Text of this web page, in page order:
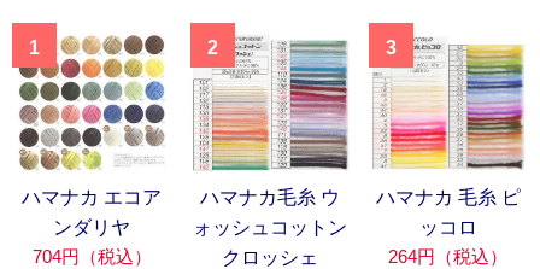
1
ハマナカ エコア
ンダリヤ
704円（税込）
2
ハマナカ毛糸 ウ
ォッシュコットン
クロッシェ
3
ハマナカ 毛糸 ピ
ッコロ
264円（税込）